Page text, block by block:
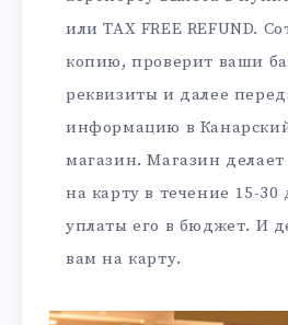
или TAX FREE REFUND.
копию, проверит ваши
реквизиты и далее
информацию в
магазин. Магазин делает
на карту в течение 15-30
уплаты его в бюджет. И
вам на карту.